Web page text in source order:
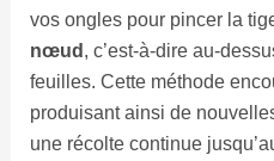
vos ongles pour pincer la
nœud , c’est-à-dire au-
feuilles. Cette méthode
produisant ainsi de
une récolte continue